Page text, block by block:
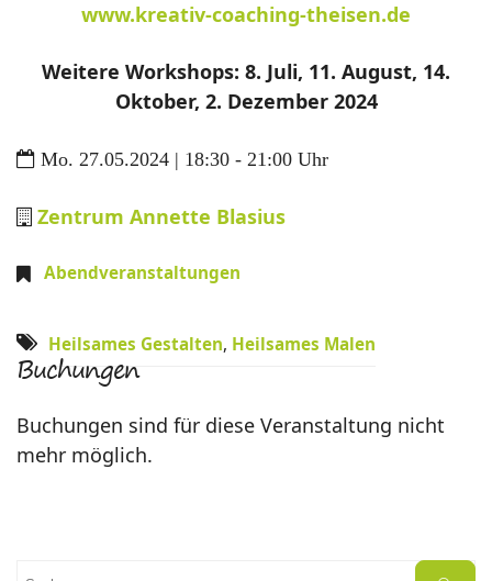
www.kreativ-coaching-theisen.de
Weitere Workshops: 8. Juli, 11. August, 14.
Oktober, 2. Dezember 2024
Mo. 27.05.2024 | 18:30 - 21:00 Uhr
Zentrum Annette Blasius
Abendveranstaltungen
Heilsames Gestalten, Heilsames Malen
Buchungen
Buchungen sind für diese Veranstaltung nicht
mehr möglich.
Suchen